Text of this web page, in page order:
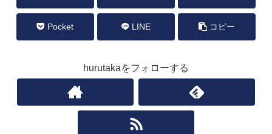
Pocket LINE コピー
hurutakaをフォローする